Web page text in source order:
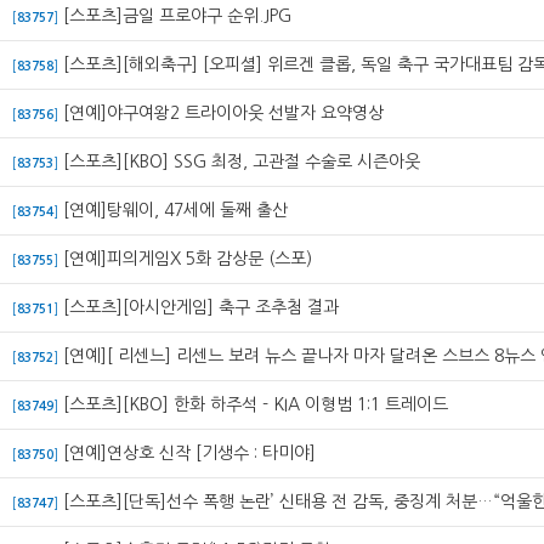
83757 [스포츠]금일 프로야구 순위.JPG
83758] [스포츠][해외축구] [오피셜] 위르겐 클롭, 독일 축구 국가대표팀 감
83756 [연예]야구여왕2 트라이아웃 선발자 요약영상
83753 [스포츠][KBO] SSG 최정, 고관절 수술로 시즌아웃
83754] [연예]탕웨이, 47세에 둘째 출산
83755 [연예]피의게임X 5화 감상문 (스포)
83751 [스포츠][아시안게임] 축구 조추첨 결과
83752 [연예][ 리센느] 리센느 보려 뉴스 끝나자 마자 달려온 스브스 8뉴스
83749 [스포츠][KBO] 한화 하주석 - KIA 이형범 1:1 트레이드
83750 [연예]연상호 신작 [기생수 : 타미야]
83747 [스포츠][단독]선수 폭행 논란’ 신태용 전 감독, 중징계 처분…“억울